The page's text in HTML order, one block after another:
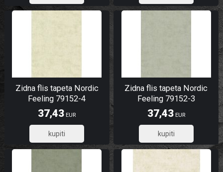
Zidna flis tapeta Nordic
Feeling 79152-4
37,43 EUR
29,94
Zidna flis tapeta Nordic
Feeling 79152-3
37,43EUR
29,94